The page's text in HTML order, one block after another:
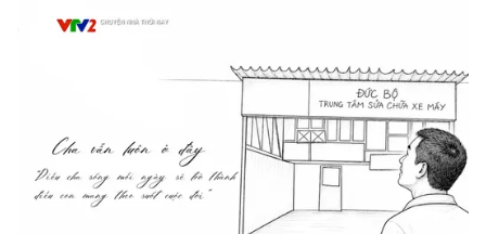
Chất lượng cuộc sống
Công nghệ
Hitech Công nghệ tương lai
Thị trường
Tư vấn
Giao lưu trực tuyến
Lịch phát sóng